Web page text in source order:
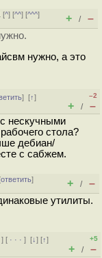
[^] [^^] [^^^]
+ / –
нужно, а это
][↑]
–2
+ / –
нескучными
стола?
дебиан/
с сабжем.
ответить]
+ / –
утилиты.
] [ · · ·][↓] [↑]
+5
+ / –